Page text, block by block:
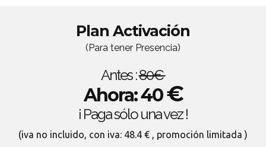
Plan Activación
(Para tener Presencia)
Antes :80€
Ahora: 40€
¡ Paga sólo una vez !
(iva no incluido, con iva: 48.4 € , promoción limitada )